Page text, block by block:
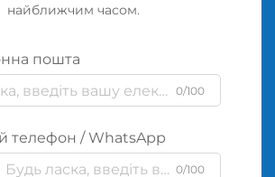
найближчим часом.
пошта
0/100
телефон / WhatsApp
0/100